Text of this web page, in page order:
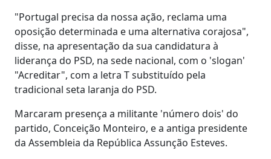
"Portugal precisa da nossa ação, reclama uma
oposição determinada e uma alternativa corajosa",
disse, na apresentação da sua candidatura à
liderança do PSD, na sede nacional, com o 'slogan'
"Acreditar", com a letra T substituído pela
tradicional seta laranja do PSD.
Marcaram presença a militante 'número dois' do
partido, Conceição Monteiro, e a antiga presidente
da Assembleia da República Assunção Esteves.